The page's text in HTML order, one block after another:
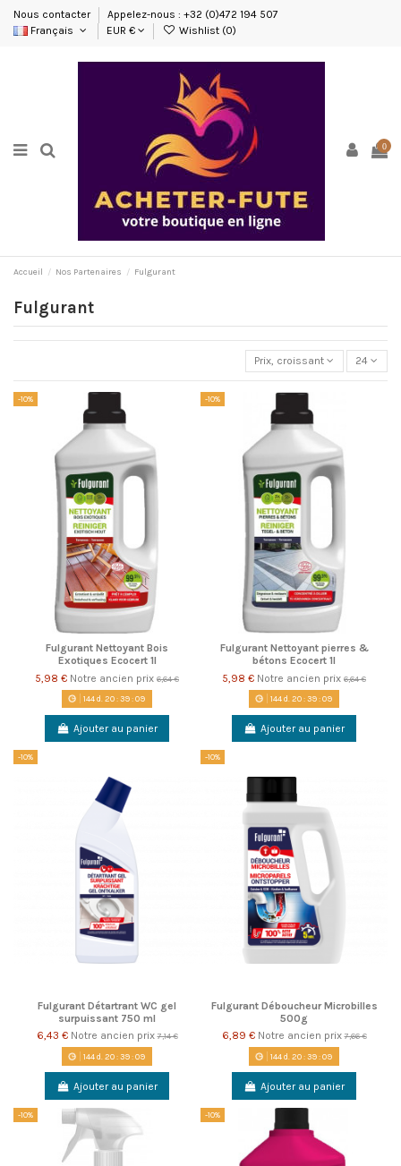
Nous contacter
Appelez-nous : +32 (0)472 194 507
Français
EUR € Wishlist (0)
0
Accueil Nos Partenaires Fulgurant
Fulgurant
Prix, croissant 24
-10%
Fulgurant Nettoyant Bois
Exotiques Ecocert 1l
5,98 € Notre ancien prix 6,64 €
144d. 20:39:08
Ajouter au panier
-10%
Fulgurant Nettoyant pierres &
bétons Ecocert 1l
5,98 € Notre ancien prix 6,64 €
144d. 20:39:08
Ajouter au panier
-10%
Fulgurant Détartrant WC gel
surpuissant 750 ml
6,43 € Notre ancien prix7,14 €
144d. 20:39:08
Ajouter au panier
-10%
Fulgurant Déboucheur Microbilles
500g
6,89 € Notre ancien prix7,66 €
144d. 20:39:08
Ajouter au panier
-10% -10%